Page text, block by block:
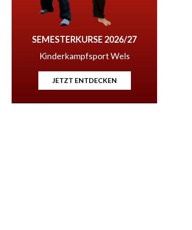
SEMESTERKURSE 2026/27
Kinderkampfsport Wels
JETZT ENTDECKEN